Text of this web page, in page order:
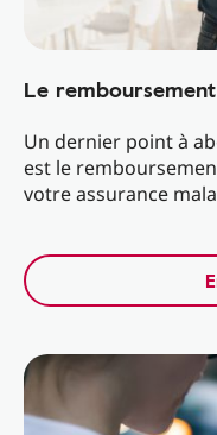
Le
Un dernier point à
est le
votre assurance